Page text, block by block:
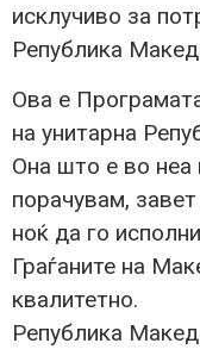
исклучиво за
Република
Ова е
на унитарна
Она што е во неа
порачувам,
ноќ да го
Граѓаните на
квалитетно.
Република